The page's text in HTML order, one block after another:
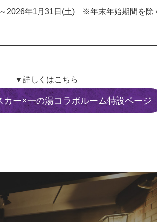
2026年1月31日(土) ※年末年始期間を除
▼詳しくはこちら
カー×一の湯コラボルーム特設ページ